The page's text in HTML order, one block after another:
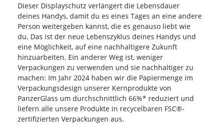
Dieser Displayschutz verlängert die Lebensdauer
deines Handys, damit du es eines Tages an eine andere
Person weitergeben kannst, die es genauso liebt wie
du. Das ist der neue Lebenszyklus deines Handys und
eine Möglichkeit, auf eine nachhaltigere Zukunft
hinzuarbeiten. Ein anderer Weg ist, weniger
Verpackungen zu verwenden und sie nachhaltiger zu
machen: Im Jahr 2024 haben wir die Papiermenge im
Verpackungsdesign unserer Kernprodukte von
PanzerGlass um durchschnittlich 66%* reduziert und
liefern alle unsere Produkte in recycelbaren FSC®-
zertifizierten Verpackungen aus.